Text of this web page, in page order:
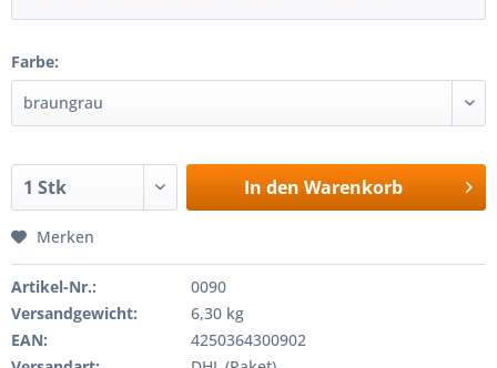
Farbe:
In den Warenkorb
Merken
Artikel-Nr.:
0090
Versandgewicht:
6,30 kg
EAN:
4250364300902